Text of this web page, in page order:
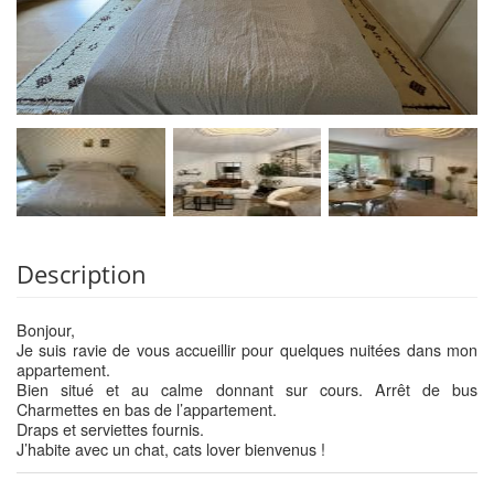
Description
Bonjour,
Je suis ravie de vous accueillir pour quelques nuitées dans mon
appartement.
Bien situé et au calme donnant sur cours. Arrêt de bus
Charmettes en bas de l’appartement.
Draps et serviettes fournis.
J’habite avec un chat, cats lover bienvenus !